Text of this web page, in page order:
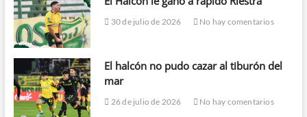
30 de julio de 2026 No hay comentarios
El halcón no pudo cazar al tiburón del
mar
26 de julio de 2026 No hay comentarios